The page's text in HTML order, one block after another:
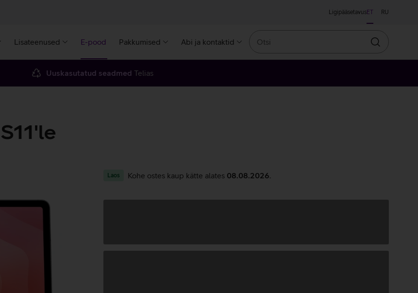
LigipääsetavusET RU
Lisateenused E-pood Pakkumised Abi ja kontaktid
Otsin
Uuskasutatud seadmed Telias
Laos Kohe ostes kaup kätte alates 08.08.2026